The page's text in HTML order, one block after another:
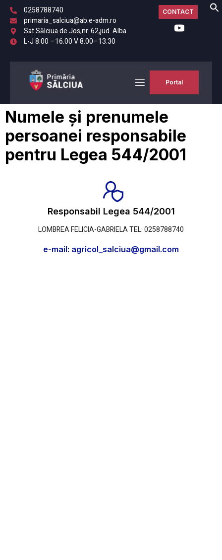
0258788740
primaria_salciua@ab.e-adm.ro
Sat Sălciua de Jos,nr. 62,jud. Alba
L-J 8:00 –16:00 V 8:00–13.30
CONTACT
Portal
Numele și prenumele
persoanei responsabile
pentru Legea 544/2001
Responsabil Legea 544/2001
LOMBREA FELICIA-GABRIELA TEL: 0258788740
e-mail: agricol_salciua@gmail.com